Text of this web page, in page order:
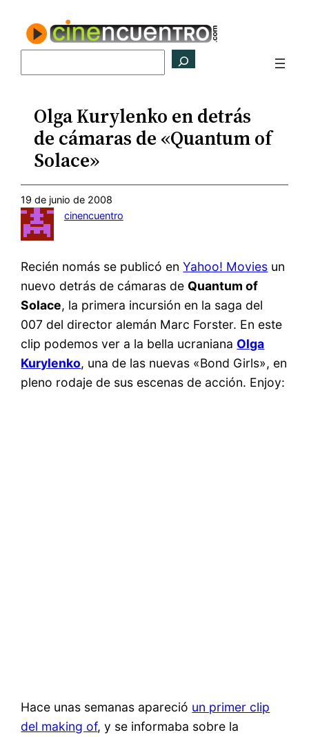
contenido
Olga Kurylenko en detrás
de cámaras de «Quantum of
Solace»
19 de junio de 2008
cinencuentro
Recién nomás se publicó enYahoo! Movies un
nuevo detrás de cámaras de Quantum of
Solace, la primera incursión en la saga del
007 del director alemán Marc Forster. En este
clip podemos ver a la bella ucraniana Olga
Kurylenko, una de las nuevas «Bond Girls», en
pleno rodaje de sus escenas de acción. Enjoy:
Hace unas semanas apareció un primer clip
del making of, y se informaba sobre la